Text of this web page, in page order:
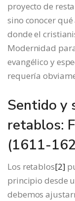
proyecto de
sino conocer
donde el
Modernidad
evangélico y
requería
Sentido y
retablos:
(1611-
Los retablos[2]
principio desde
debemos